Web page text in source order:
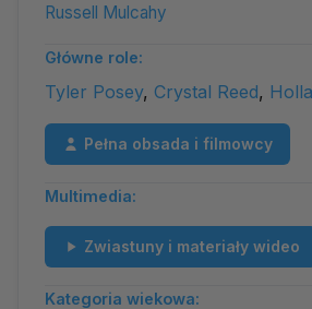
Russell Mulcahy
Główne role:
Tyler Posey, Crystal Reed,
Pełna obsada i filmowcy
Multimedia:
Zwiastuny i materiały wideo
Kategoria wiekowa: